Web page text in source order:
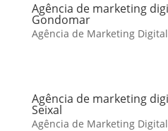
Agência de marketing
Gondomar
Agência de Marketing
Agência de marketing
Seixal
Agência de Marketing